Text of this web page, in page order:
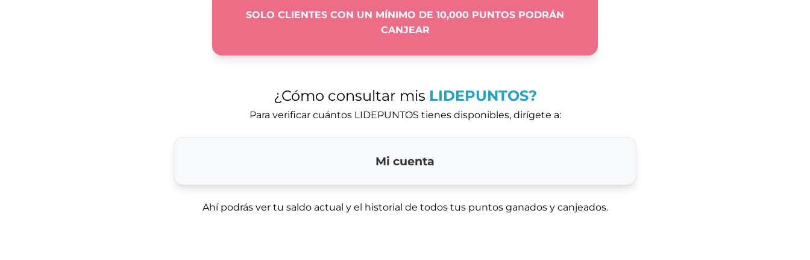
SOLO CLIENTES CON UN MÍNIMO DE 10,000 PUNTOS PODRÁN
CANJEAR
¿Cómo consultar mis LIDEPUNTOS?
Para verificar cuántos LIDEPUNTOS tienes disponibles, dirígete a:
Mi cuenta
Ahí podrás ver tu saldo actual y el historial de todos tus puntos ganados y canjeados.